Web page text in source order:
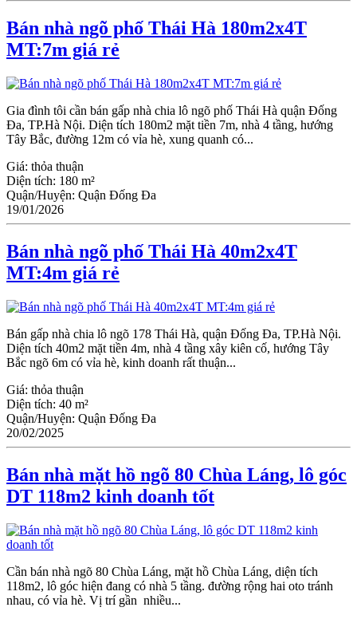
Bán nhà ngõ phố Thái Hà 180m2x4T
MT:7m giá rẻ
Gia đình tôi cần bán gấp nhà chia lô ngõ phố Thái Hà quận Đống
Đa, TP.Hà Nội. Diện tích 180m2 mặt tiền 7m, nhà 4 tầng, hướng
Tây Bắc, đường 12m có vỉa hè, xung quanh có...
Giá: thỏa thuận
Diện tích: 180 m²
Quận/Huyện: Quận Đống Đa
19/01/2026
Bán nhà ngõ phố Thái Hà 40m2x4T
MT:4m giá rẻ
Bán gấp nhà chia lô ngõ 178 Thái Hà, quận Đống Đa, TP.Hà Nội.
Diện tích 40m2 mặt tiền 4m, nhà 4 tầng xây kiên cố, hướng Tây
Bắc ngõ 6m có vỉa hè, kinh doanh rất thuận...
Giá: thỏa thuận
Diện tích: 40 m²
Quận/Huyện: Quận Đống Đa
20/02/2025
Bán nhà mặt hồ ngõ 80 Chùa Láng, lô góc
DT 118m2 kinh doanh tốt
Cần bán nhà ngõ 80 Chùa Láng, mặt hồ Chùa Láng, diện tích
118m2, lô góc hiện đang có nhà 5 tầng. đường rộng hai oto tránh
nhau, có vỉa hè. Vị trí gần nhiều...